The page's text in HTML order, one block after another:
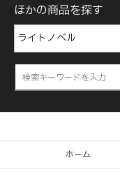
ほかの商品を探す
ホーム